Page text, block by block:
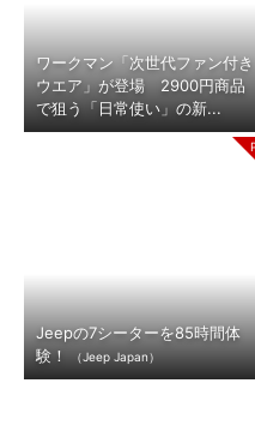
ワークマン「次世代ファン付き
ウエア」が登場 2900円商品
で狙う「日常使い」の新...
Jeepの7シーターを85時間体
験！
（Jeep Japan）